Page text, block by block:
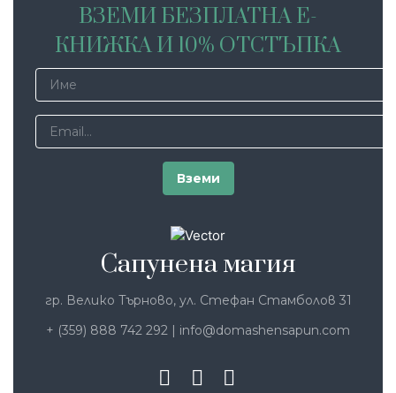
ВЗЕМИ БЕЗПЛАТНА Е-
КНИЖКА И 10% ОТСТЪПКА
Сапунена магия
гр. Велико Търново, ул. Стефан Стамболов 31
+ (359) 888 742 292
info@domashensapun.com